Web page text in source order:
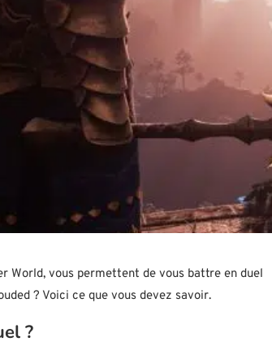
World, vous permettent de vous battre en duel
? Voici ce que vous devez savoir.
?